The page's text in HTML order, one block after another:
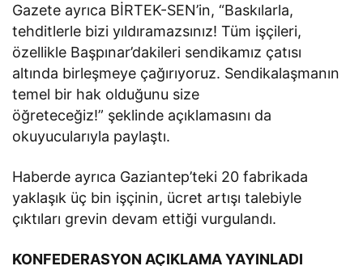
Gazete ayrıca BİRTEK-SEN’in, “Baskılarla,
tehditlerle bizi yıldıramazsınız! Tüm işçileri,
özellikle Başpınar’dakileri sendikamız çatısı
altında birleşmeye çağırıyoruz. Sendikalaşmanın
temel bir hak olduğunu size
öğreteceğiz!” şeklinde açıklamasını da
okuyucularıyla paylaştı.
Haberde ayrıca Gaziantep’teki 20 fabrikada
yaklaşık üç bin işçinin, ücret artışı talebiyle
çıktıları grevin devam ettiği vurgulandı.
KONFEDERASYON AÇIKLAMA YAYINLADI